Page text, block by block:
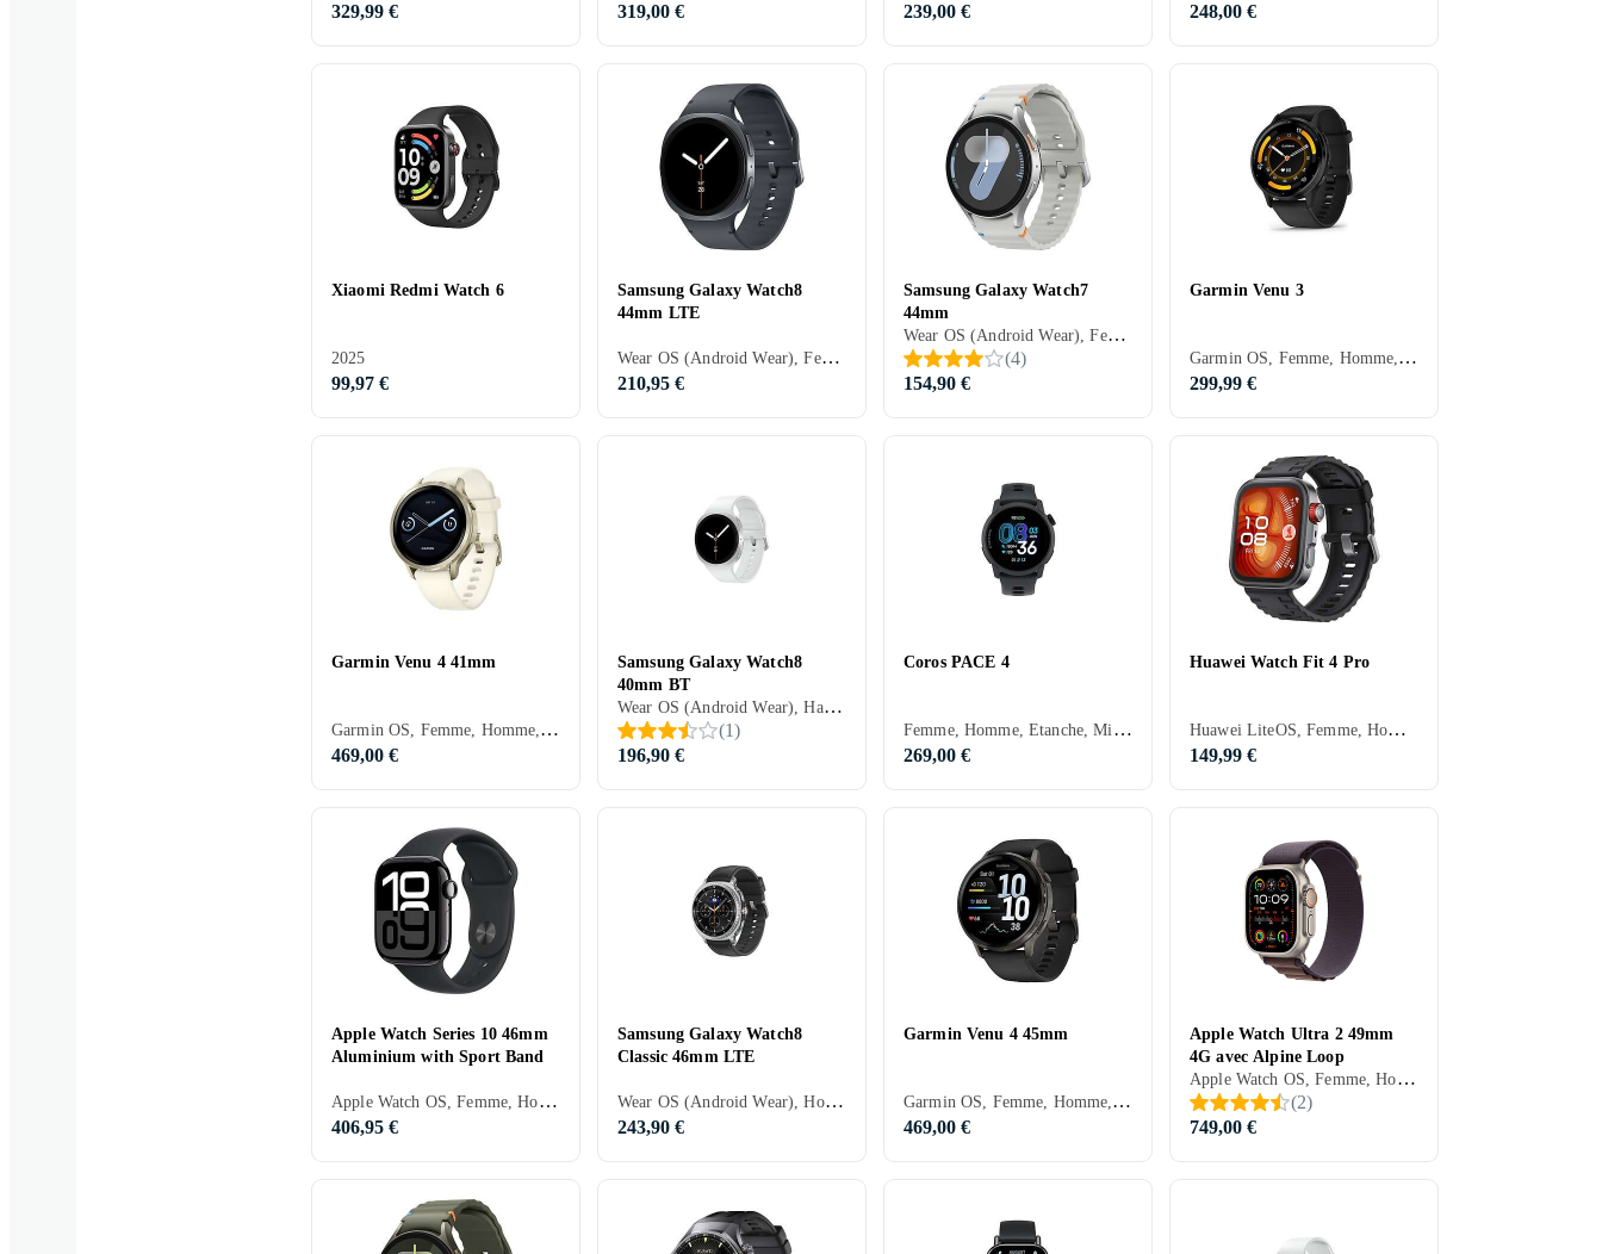
329,99 €
319,00 €
239,00 €
248,00 €
Xiaomi Redmi Watch 6
2025
99,97 €
Samsung Galaxy Watch8
44mm LTE
Wear OS (Android Wear), Femme, Homme, Haut-parleurs intégrés, Etanche, Dispositif de charge sans fil intégré, Alarme vibrante, SOS, Microphone intégré, Ecran tactile, Ecran couleur, eSIM, Écran toujours allumé, 2025, Galaxy Watch 8, IP68
210,95 €
Samsung Galaxy Watch7
44mm
Wear OS (Android Wear), Femme, Homme, Haut-parleurs intégrés, Etanche, Dispositif de charge sans fil intégré, Alarme vibrante, Microphone intégré, Ecran tactile, Écran toujours allumé, 2024, Galaxy Watch 7, IP68
(4)
154,90 €
Garmin Venu 3
Garmin OS, Femme, Homme, Minuterie, Haut-parleurs intégrés, Etanche, ANT+, Dispositif de charge sans fil intégré, Alarme vibrante, Microphone intégré, Ecran tactile, Ecran couleur, 2023, Garmin Venu
299,99 €
Garmin Venu 4 41mm
Garmin OS, Femme, Homme, Minuterie, Haut-parleurs intégrés, Etanche, ANT+, Alarme vibrante, Microphone intégré, Ecran tactile, Ecran couleur, Écran toujours allumé, 2025, Garmin Venu
469,00 €
Samsung Galaxy Watch8
40mm BT
Wear OS (Android Wear), Haut-parleurs intégrés, Etanche, Dispositif de charge sans fil intégré, Alarme vibrante, SOS, Microphone intégré, Ecran tactile, Ecran couleur, Écran toujours allumé, 2025, Galaxy Watch 8, IP68
(1)
196,90 €
Coros PACE 4
Femme, Homme, Etanche, Microphone intégré, Ecran tactile, Ecran couleur, Écran toujours allumé, 2025
269,00 €
Huawei Watch Fit 4 Pro
Huawei LiteOS, Femme, Homme, Minuterie, Haut-parleurs intégrés, Etanche, Dispositif de charge sans fil intégré, Alarme vibrante, Microphone intégré, Ecran tactile, Ecran couleur, Imperméable, Écran toujours allumé, 2025, Huawei Watch Fit, IP60
149,99 €
Apple Watch Series 10 46mm
Aluminium with Sport Band
Apple Watch OS, Femme, Homme, Haut-parleurs intégrés, Etanche, Dispositif de charge sans fil intégré, SOS, Microphone intégré, Ecran tactile, Écran toujours allumé, 2024, Apple Watch Series 10, IPX6
406,95 €
Samsung Galaxy Watch8
Classic 46mm LTE
Wear OS (Android Wear), Homme, Haut-parleurs intégrés, Etanche, Dispositif de charge sans fil intégré, Alarme vibrante, SOS, Microphone intégré, Ecran tactile, Ecran couleur, Mécanisme d'horlogerie intégré (hybride), eSIM, Écran toujours allumé, 2025, Galaxy Watch 8, IP68
243,90 €
Garmin Venu 4 45mm
Garmin OS, Femme, Homme, Minuterie, Haut-parleurs intégrés, Etanche, ANT+, Alarme vibrante, Microphone intégré, Ecran tactile, Ecran couleur, Écran toujours allumé, 2025, Garmin Venu
469,00 €
Apple Watch Ultra 2 49mm
4G avec Alpine Loop
Apple Watch OS, Femme, Homme, Haut-parleurs intégrés, Etanche, Dispositif de charge sans fil intégré, SOS, Microphone intégré, Ecran tactile, Ecran couleur, eSIM, Imperméable, Écran toujours allumé, 2023, Apple Watch Ultra 2, IPX6
(2)
749,00 €